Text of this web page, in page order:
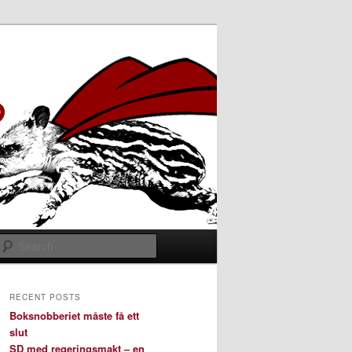
RECENT POSTS
Boksnobberiet måste få ett
slut
SD med regeringsmakt – en